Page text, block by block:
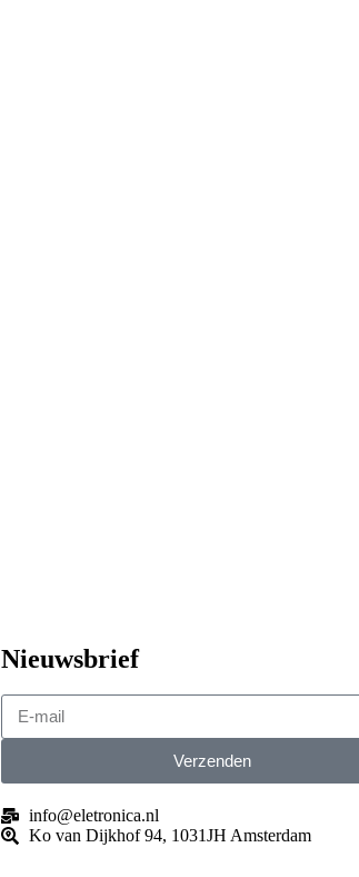
Nieuwsbrief
Verzenden
info@eletronica.nl
Ko van Dijkhof 94, 1031JH Amsterdam